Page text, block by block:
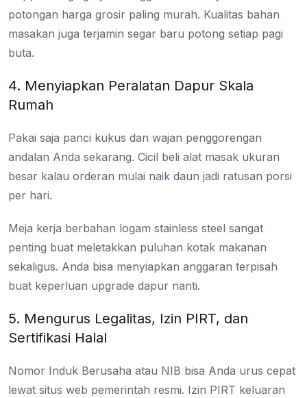
potongan harga grosir paling murah. Kualitas bahan
masakan juga terjamin segar baru potong setiap pagi
buta.
4. Menyiapkan Peralatan Dapur Skala
Rumah
Pakai saja panci kukus dan wajan penggorengan
andalan Anda sekarang. Cicil beli alat masak ukuran
besar kalau orderan mulai naik daun jadi ratusan porsi
per hari.
Meja kerja berbahan logam stainless steel sangat
penting buat meletakkan puluhan kotak makanan
sekaligus. Anda bisa menyiapkan anggaran terpisah
buat keperluan upgrade dapur nanti.
5. Mengurus Legalitas, Izin PIRT, dan
Sertifikasi Halal
Nomor Induk Berusaha atau NIB bisa Anda urus cepat
lewat situs web pemerintah resmi. Izin PIRT keluaran